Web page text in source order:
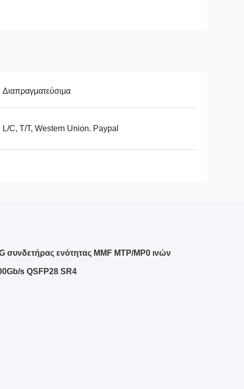
Διαπραγματεύσιμα
L/C, T/T, Western Union. Paypal
συνδετήρας ενότητας MMF MTP/MP0 ινών
s QSFP28 SR4